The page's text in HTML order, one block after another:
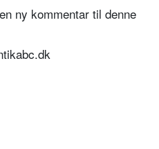
ny kommentar til denne